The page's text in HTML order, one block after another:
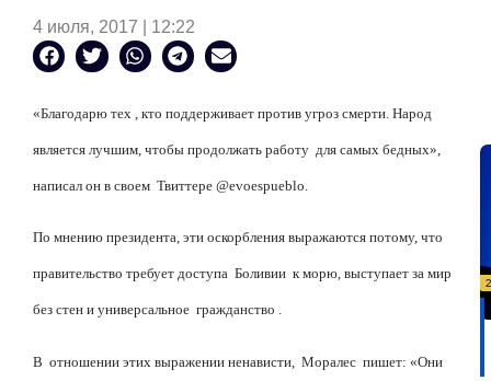
4 июля, 2017 | 12:22
«Благодарю тех , кто поддерживает против угроз смерти. Народ
является лучшим , чтобы продолжать работу для самых бедных»,
написал он в своем Твиттере @evoespueblo.
По мнению президента, эти оскорбления выражаются потому, что
правительство требует доступа Боливии к морю, выступает за мир
без стен и универсальное гражданство .
В отношении этих выражении ненависти, Моралес пишет: «Они